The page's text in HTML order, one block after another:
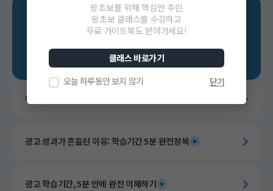
처음이라면
매력적인 상세페이지 만들기
광고 성과가 흔들린 이유: 학습기간 5분 완전정복
광고 학습기간, 5분 만에 완전 이해하기
왕초보를 위해 핵심만 추린
왕초보 클래스를 수강하고
무료 가이드북도 받아가세요!
클래스 바로가기
오늘 하루동안 보지 않기
닫기